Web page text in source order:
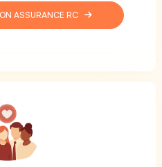
ASSURANCE RC